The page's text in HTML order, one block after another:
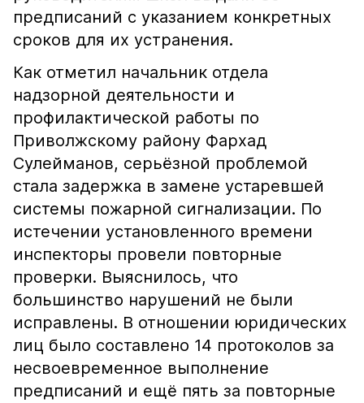
предписаний с указанием конкретных
сроков для их устранения.
Как отметил начальник отдела
надзорной деятельности и
профилактической работы по
Приволжскому району Фархад
Сулейманов, серьёзной проблемой
стала задержка в замене устаревшей
системы пожарной сигнализации. По
истечении установленного времени
инспекторы провели повторные
проверки. Выяснилось, что
большинство нарушений не были
исправлены. В отношении юридических
лиц было составлено 14 протоколов за
несвоевременное выполнение
предписаний и ещё пять за повторные